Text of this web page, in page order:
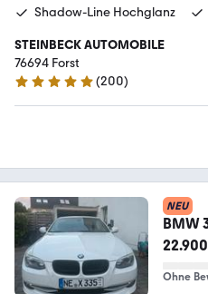
Shadow-Line Hochglanz
STEINBECK AUTOMOBILE
76694 Forst
4.8 Sterne
(200)
NEU
BMW
Ohne